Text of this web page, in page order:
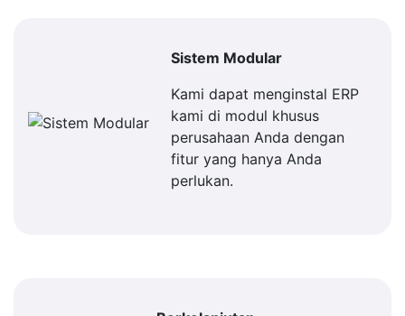
Sistem Modular
Kami dapat menginstal ERP
kami di modul khusus
perusahaan Anda dengan
fitur yang hanya Anda
perlukan.